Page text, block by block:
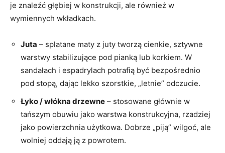
je znaleźć głębiej w konstrukcji, ale również w
wymiennych wkładkach.
Juta – splatane maty z juty tworzą cienkie, sztywne
warstwy stabilizujące pod pianką lub korkiem. W
sandałach i espadrylach potrafią być bezpośrednio
pod stopą, dając lekko szorstkie, „letnie” odczucie.
Łyko / włókna drzewne – stosowane głównie w
tańszym obuwiu jako warstwa konstrukcyjna, rzadziej
jako powierzchnia użytkowa. Dobrze „piją” wilgoć, ale
wolniej oddają ją z powrotem.